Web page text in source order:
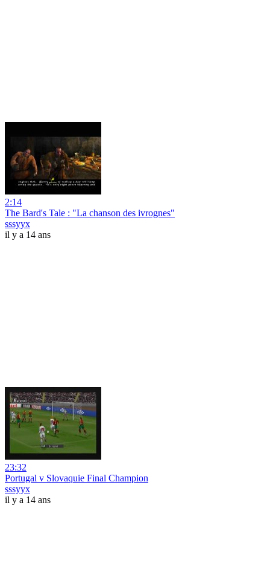
2:14
The Bard's Tale : "La chanson des ivrognes"
sssyyx
il y a 14 ans
23:32
Portugal v Slovaquie Final Champion
sssyyx
il y a 14 ans